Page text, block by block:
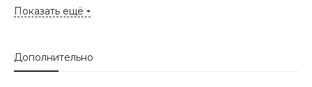
Показать ещё
Дополнительно